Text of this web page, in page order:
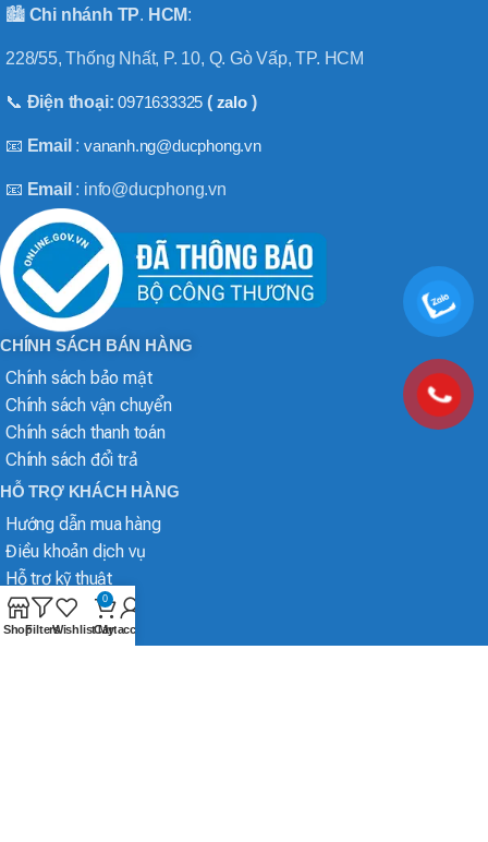
🏙️ Chi nhánh TP. HCM:
228/55, Thống Nhất, P. 10, Q. Gò Vấp, TP. HCM
📞 Điện thoại:0971633325 ( zalo)
📧 Email :vananh.ng@ducphong.vn
📧 Email : info@ducphong.vn
CHÍNH SÁCH BÁN HÀNG
Chính sách bảo mật
Chính sách vận chuyển
Chính sách thanh toán
Chính sách đổi trả
HỖ TRỢ KHÁCH HÀNG
Hướng dẫn mua hàng
Điều khoản dịch vụ
Hỗ trợ kỹ thuật
ShopFiltersWishlist
0
Cart
My account